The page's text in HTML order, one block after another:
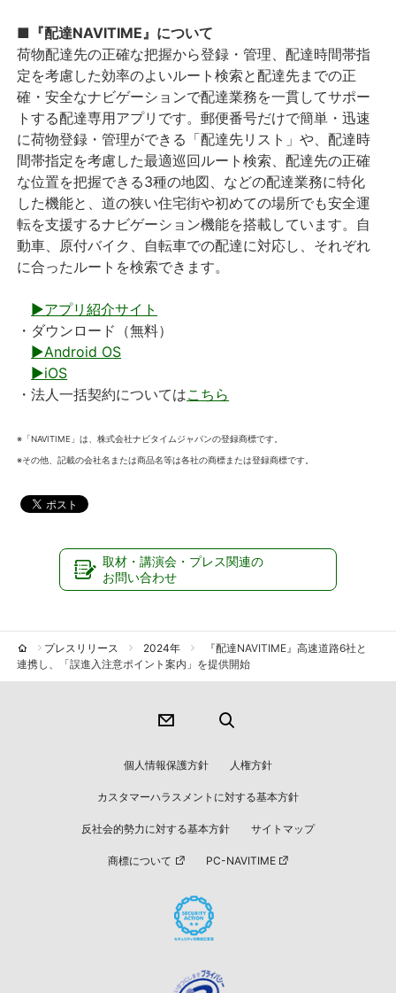
■『配達NAVITIME』について
荷物配達先の正確な把握から登録・管理、配達時間帯指
定を考慮した効率のよいルート検索と配達先までの正
確・安全なナビゲーションで配達業務を一貫してサポー
トする配達専用アプリです。郵便番号だけで簡単・迅速
に荷物登録・管理ができる「配達先リスト」や、配達時
間帯指定を考慮した最適巡回ルート検索、配達先の正確
な位置を把握できる3種の地図、などの配達業務に特化
した機能と、道の狭い住宅街や初めての場所でも安全運
転を支援するナビゲーション機能を搭載しています。自
動車、原付バイク、自転車での配達に対応し、それぞれ
に合ったルートを検索できます。
▶アプリ紹介サイト
・ダウンロード（無料）
▶Android OS
▶iOS
・法人一括契約についてはこちら
※「NAVITIME」は、株式会社ナビタイムジャパンの登録商標です。
※その他、記載の会社名または商品名等は各社の商標または登録商標です。
取材・講演会・プレス関連の
お問い合わせ
プレスリリース 2024年
『配達NAVITIME』高速道路6社と
連携し、「誤進入注意ポイント案内」を提供開始
個人情報保護方針 人権方針
カスタマーハラスメントに対する基本方針
反社会的勢力に対する基本方針 サイトマップ
商標について PC-NAVITIME